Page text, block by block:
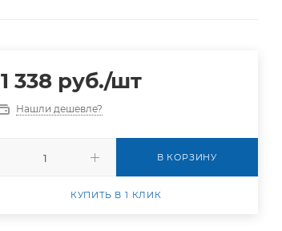
1 338руб./шт
Нашли дешевле?
В КОРЗИНУ
КУПИТЬ В 1 КЛИК